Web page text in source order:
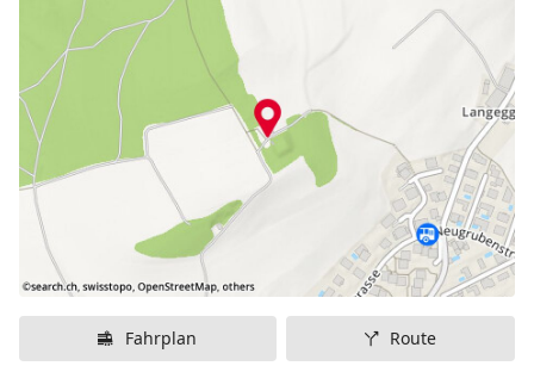
Eine direkte Zufahrt mit dem Auto ist nicht möglich,
jedoch ist der Parkplatz nur 15 Gehminuten vom Turm
entfernt. Zudem kann der Turm vom Bahnhof Wil aus
in ca. 40 Minuten zu Fuss erreicht werden.
Fahrplan Route